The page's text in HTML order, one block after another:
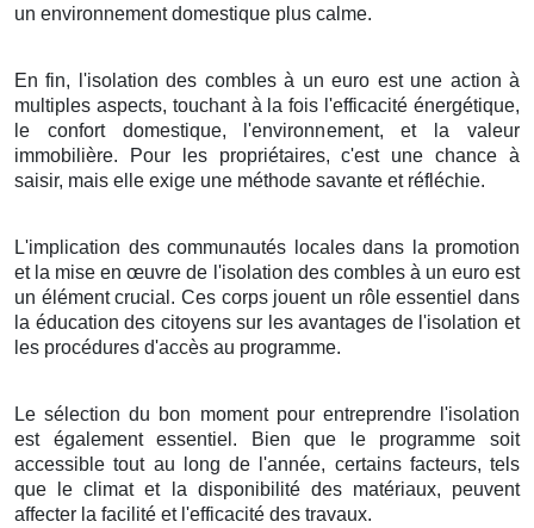
un environnement domestique plus calme.
En fin, l'isolation des combles à un euro est une action à
multiples aspects, touchant à la fois l'efficacité énergétique,
le confort domestique, l'environnement, et la valeur
immobilière. Pour les propriétaires, c'est une chance à
saisir, mais elle exige une méthode savante et réfléchie.
L'implication des communautés locales dans la promotion
et la mise en œuvre de l'isolation des combles à un euro est
un élément crucial. Ces corps jouent un rôle essentiel dans
la éducation des citoyens sur les avantages de l'isolation et
les procédures d'accès au programme.
Le sélection du bon moment pour entreprendre l'isolation
est également essentiel. Bien que le programme soit
accessible tout au long de l'année, certains facteurs, tels
que le climat et la disponibilité des matériaux, peuvent
affecter la facilité et l'efficacité des travaux.